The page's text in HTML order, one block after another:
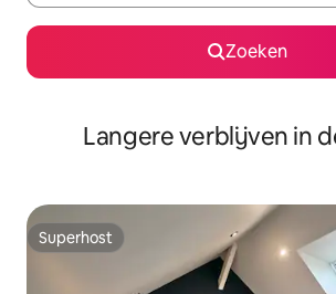
Zoeken
Langere verblijven in
Superhost
Superhost